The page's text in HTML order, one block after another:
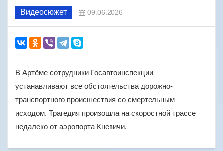
Видеосюжет 09.06.2026
В Артёме сотрудники Госавтоинспекции
устанавливают все обстоятельства дорожно-
транспортного происшествия со смертельным
исходом. Трагедия произошла на скоростной трассе
недалеко от аэропорта Кневичи.